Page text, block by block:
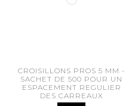
CROISILLONS PROS 5 MM -
SACHET DE 500 POUR UN
ESPACEMENT REGULIER
DES CARREAUX